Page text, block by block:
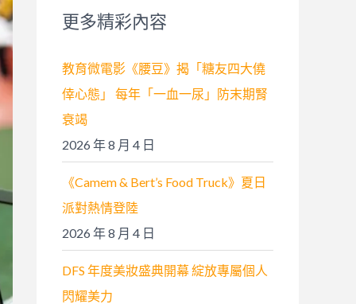
:更多精彩內容
教育微電影《腰豆》揭「糖友四大僥
倖心態」 每年「一血一尿」防末期腎
衰竭
2026 年 8 月 4 日
《Camem & Bert’s Food Truck》夏日
派對熱情登陸
2026 年 8 月 4 日
DFS 年度美妝盛典開幕 綻放專屬個人
閃耀美力